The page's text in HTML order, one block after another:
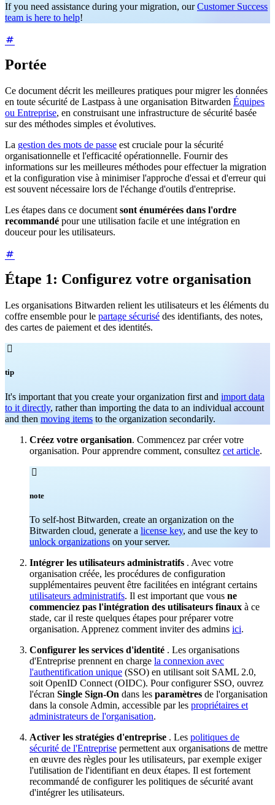
If you need assistance during your migration, ourCustomer Success
team is here to help!
Portée
Ce document décrit les meilleures pratiques pour migrer les données
en toute sécurité de Lastpass à une organisation Bitwarden Équipes
ou Entreprise, en construisant une infrastructure de sécurité basée
sur des méthodes simples et évolutives.
La gestion des mots de passe est cruciale pour la sécurité
organisationnelle et l'efficacité opérationnelle. Fournir des
informations sur les meilleures méthodes pour effectuer la migration
et la configuration vise à minimiser l'approche d'essai et d'erreur qui
est souvent nécessaire lors de l'échange d'outils d'entreprise.
Les étapes dans ce document sont énumérées dans l'ordre
recommandé pour une utilisation facile et une intégration en
douceur pour les utilisateurs.
Étape 1: Configurez votre organisation
Les organisations Bitwarden relient les utilisateurs et les éléments du
coffre ensemble pour le partage sécurisé des identifiants, des notes,
des cartes de paiement et des identités.

tip
It's important that you create your organization first and import data
to it directly, rather than importing the data to an individual account
and then moving items to the organization secondarily.
Créez votre organisation. Commencez par créer votre
organisation. Pour apprendre comment, consultez cet article.

note
To self-host Bitwarden, create an organization on the
Bitwarden cloud, generate a license key, and use the key to
unlock organizations on your server.
Intégrer les utilisateurs administratifs . Avec votre
organisation créée, les procédures de configuration
supplémentaires peuvent être facilitées en intégrant certains
utilisateurs administratifs. Il est important que vous ne
commenciez pas l'intégration des utilisateurs finaux à ce
stade, car il reste quelques étapes pour préparer votre
organisation. Apprenez comment inviter des admins ici.
Configurer les services d'identité . Les organisations
d'Entreprise prennent en charge la connexion avec
l'authentification unique (SSO) en utilisant soit SAML 2.0,
soit OpenID Connect (OIDC). Pour configurer SSO, ouvrez
l'écran Single Sign-On dans les paramètres de l'organisation
dans la console Admin, accessible par les propriétaires et
administrateurs de l'organisation.
Activer les stratégies d'entreprise . Les politiques de
sécurité de l'Entreprise permettent aux organisations de mettre
en œuvre des règles pour les utilisateurs, par exemple exiger
l'utilisation de l'identifiant en deux étapes. Il est fortement
recommandé de configurer les politiques de sécurité avant
d'intégrer les utilisateurs.